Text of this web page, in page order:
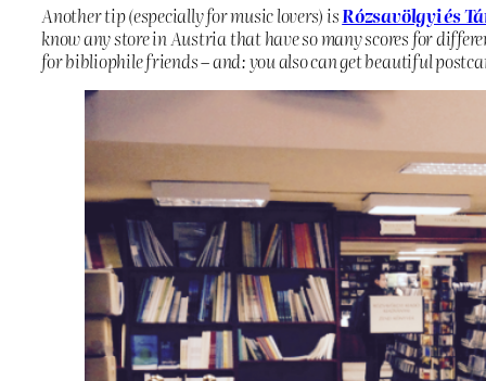
Another tip (especially for music lovers) isRózsavölgyi és
know any store in Austria that have so many scores for
for bibliophile friends – and: you also can get beautiful